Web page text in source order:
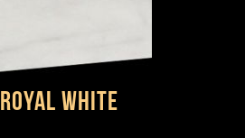
ROYAL WHITE